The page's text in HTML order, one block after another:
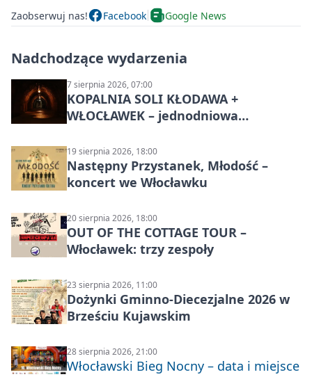
Zaobserwuj nas! Facebook Google News
Nadchodzące wydarzenia
7 sierpnia 2026, 07:00
KOPALNIA SOLI KŁODAWA +
WŁOCŁAWEK – jednodniowa
19 sierpnia 2026, 18:00
Następny Przystanek, Młodość –
koncert we Włocławku
20 sierpnia 2026, 18:00
OUT OF THE COTTAGE TOUR –
Włocławek: trzy zespoły
23 sierpnia 2026, 11:00
Dożynki Gminno-Diecezjalne 2026 w
Brześciu Kujawskim
28 sierpnia 2026, 21:00
Włocławski Bieg Nocny – data i miejsce